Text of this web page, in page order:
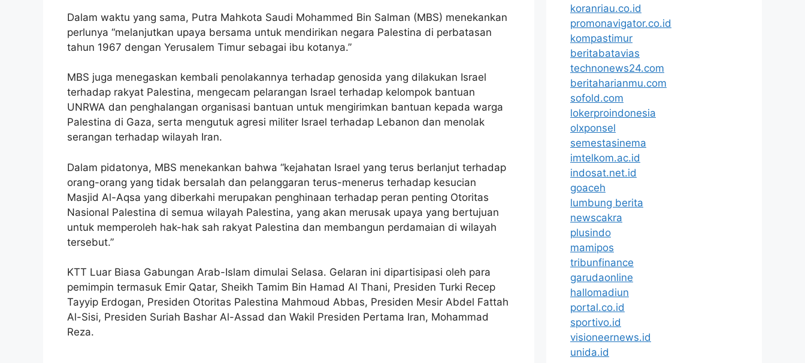
Dalam waktu yang sama, Putra Mahkota Saudi Mohammed Bin Salman (MBS) menekankan
perlunya “melanjutkan upaya bersama untuk mendirikan negara Palestina di perbatasan
tahun 1967 dengan Yerusalem Timur sebagai ibu kotanya.”
MBS juga menegaskan kembali penolakannya terhadap genosida yang dilakukan Israel
terhadap rakyat Palestina, mengecam pelarangan Israel terhadap kelompok bantuan
UNRWA dan penghalangan organisasi bantuan untuk mengirimkan bantuan kepada warga
Palestina di Gaza, serta mengutuk agresi militer Israel terhadap Lebanon dan menolak
serangan terhadap wilayah Iran.
Dalam pidatonya, MBS menekankan bahwa “kejahatan Israel yang terus berlanjut terhadap
orang-orang yang tidak bersalah dan pelanggaran terus-menerus terhadap kesucian
Masjid Al-Aqsa yang diberkahi merupakan penghinaan terhadap peran penting Otoritas
Nasional Palestina di semua wilayah Palestina, yang akan merusak upaya yang bertujuan
untuk memperoleh hak-hak sah rakyat Palestina dan membangun perdamaian di wilayah
tersebut.”
KTT Luar Biasa Gabungan Arab-Islam dimulai Selasa. Gelaran ini dipartisipasi oleh para
pemimpin termasuk Emir Qatar, Sheikh Tamim Bin Hamad Al Thani, Presiden Turki Recep
Tayyip Erdogan, Presiden Otoritas Palestina Mahmoud Abbas, Presiden Mesir Abdel Fattah
Al-Sisi, Presiden Suriah Bashar Al-Assad dan Wakil Presiden Pertama Iran, Mohammad
Reza.
koranriau.co.id
promonavigator.co.id
kompastimur
beritabatavias
technonews24.com
beritaharianmu.com
sofold.com
lokerproindonesia
olxponsel
semestasinema
imtelkom.ac.id
indosat.net.id
goaceh
lumbung berita
newscakra
plusindo
mamipos
tribunfinance
garudaonline
hallomadiun
portal.co.id
sportivo.id
visioneernews.id
unida.id